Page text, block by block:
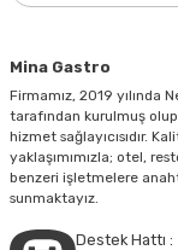
Mina Gastro
Firmamız, 2019 yılında
tarafından kurulmuş
hizmet sağlayıcısıdır.
yaklaşımımızla; otel,
benzeri işletmelere
sunmaktayız.
Destek Hattı :